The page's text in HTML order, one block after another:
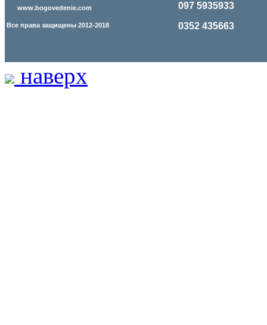
www.bogovedenie.com
Все права защищены 2012-2018
097 5935933
0352 435663
наверх